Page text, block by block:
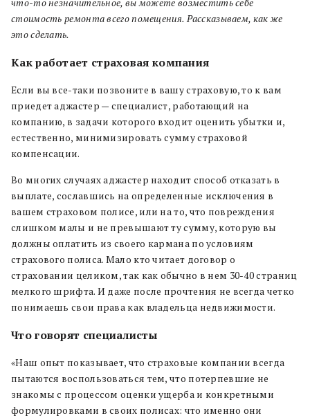
что-то незначительное, вы можете возместить себе
стоимость ремонта всего помещения. Рассказываем, как же
это сделать.
Как работает страховая компания
Если вы все-таки позвоните в вашу страховую, то к вам
приедет аджастер — специалист, работающий на
компанию, в задачи которого входит оценить убытки и,
естественно, минимизировать сумму страховой
компенсации.
Во многих случаях аджастер находит способ отказать в
выплате, сославшись на определенные исключения в
вашем страховом полисе, или на то, что повреждения
слишком малы и не превышают ту сумму, которую вы
должны оплатить из своего кармана по условиям
страхового полиса. Мало кто читает договор о
страховании целиком, так как обычно в нем 30-40 страниц
мелкого шрифта. И даже после прочтения не всегда четко
понимаешь свои права как владельца недвижимости.
Что говорят специалисты
«Наш опыт показывает, что страховые компании всегда
пытаются воспользоваться тем, что потерпевшие не
знакомы с процессом оценки ущерба и конкретными
формулировками в своих полисах: что именно они